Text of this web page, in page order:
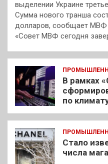
выделении Украине
Сумма нового транша
долларов, сообщает МВФ
«Совет МВФ сегодня
В рамках
по
Стало
числа